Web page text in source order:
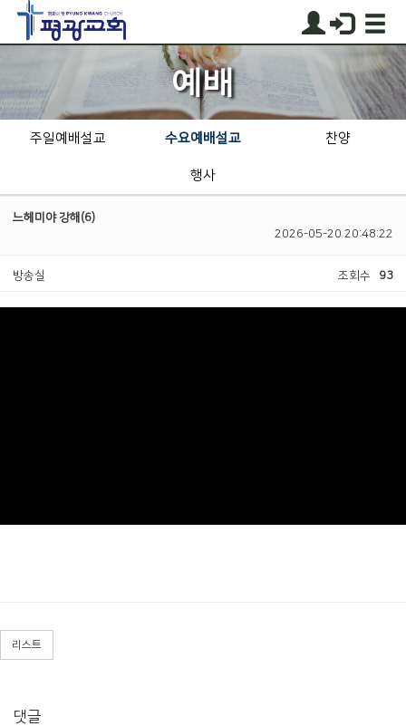
예배
주일예배설교 수요예배설교 찬양
행사
느헤미야 강해(6)
2026-05-20 20:48:22
방송실 조회수 93
리스트
댓글